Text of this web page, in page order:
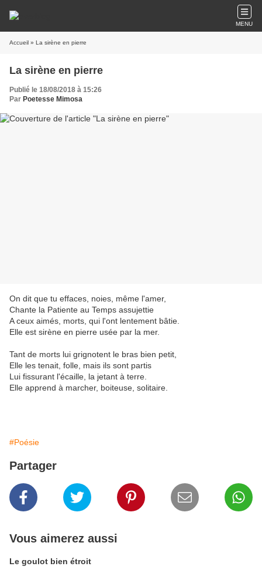
MENU
Accueil » La sirène en pierre
La sirène en pierre
Publié le 18/08/2018 à 15:26
Par Poetesse Mimosa
On dit que tu effaces, noies, même l'amer,
Chante la Patiente au Temps assujettie
A ceux aimés, morts, qui l'ont lentement bâtie.
Elle est sirène en pierre usée par la mer.
Tant de morts lui grignotent le bras bien petit,
Elle les tenait, folle, mais ils sont partis
Lui fissurant l'écaille, la jetant à terre.
Elle apprend à marcher, boiteuse, solitaire.
#Poésie
Partager
Vous aimerez aussi
Le goulot bien étroit